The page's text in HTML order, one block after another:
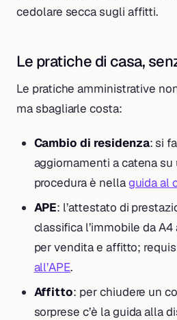
cedolare secca sugli affitti.
Le pratiche di casa,
Le pratiche amministrative
ma sbagliarle costa:
Cambio di residenza: si
aggiornamenti a catena
procedura è nellaguida al
APE: l’attestato di
classifica l’immobile da
per vendita e affitto;
all’APE.
Affitto: per chiudere un
sorprese c’è la guida alla